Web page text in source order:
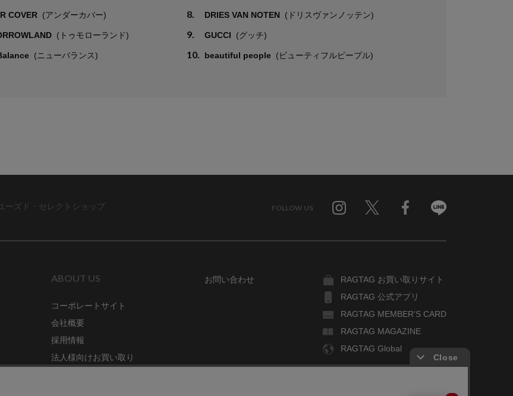
COVER (アンダーカバー)
(トゥモローランド)
(ニューバランス)
8. DRIES VAN NOTEN (ドリスヴァンノッテン)
9. GUCCI (グッチ)
10. beautiful people (ビューティフルピープル)
ーズド・セレクトショップ FOLLOW US
ABOUT US
コーポレートサイト
会社概要
採用情報
法人様向けお買い取り
お問い合わせ
RAGTAG お買い取りサイト
RAGTAG 公式アプリ
RAGTAG MEMBER'S CARD
RAGTAG MAGAZINE
RAGTAG Global